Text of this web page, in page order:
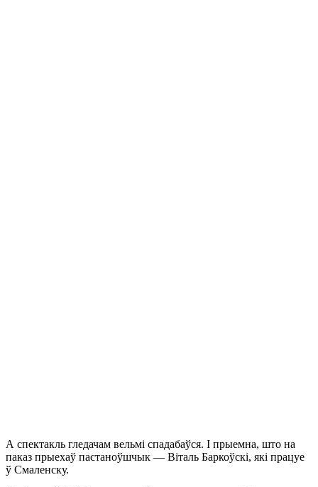
А спектакль гледачам вельмі спадабаўся. І прыемна, што на
паказ прыехаў пастаноўшчык — Віталь Баркоўскі, які працуе
ў Смаленску.